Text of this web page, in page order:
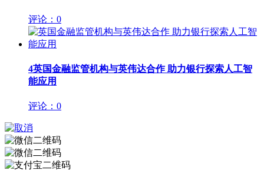
评论：0
4英国金融监管机构与英伟达合作 助力银行探索人工智
能应用
评论：0